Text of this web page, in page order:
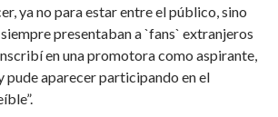
ya no para estar entre el público, sino
presentaban a `fans` extranjeros
en una promotora como aspirante,
pude aparecer participando en el